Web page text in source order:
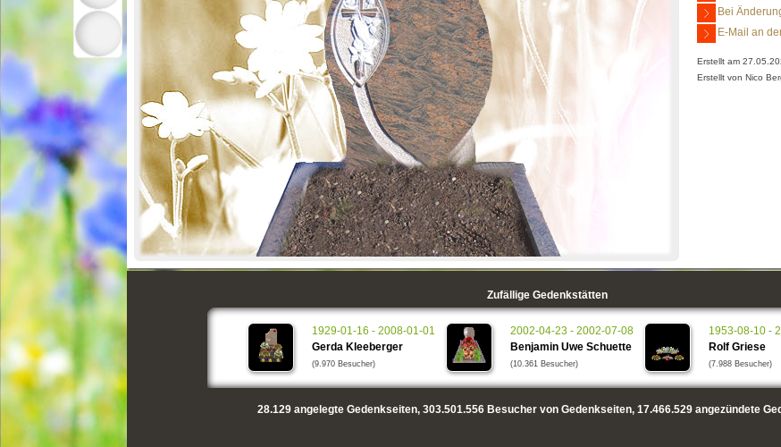
Bei
E-Mail an
Erstellt am
Erstellt von Nico
Zufällige Gedenkstätten
1929-01-16 - 2008-01-01
Gerda Kleeberger
(9.970 Besucher)
2002-04-23 - 2002-07-08
Benjamin Uwe Schuette
(10.361 Besucher)
1953-08-10 -
Rolf Griese
(7.988 Besucher)
28.129angelegte Gedenkseiten, 303.501.556Besucher von Gedenkseiten, 17.466.529angezündete